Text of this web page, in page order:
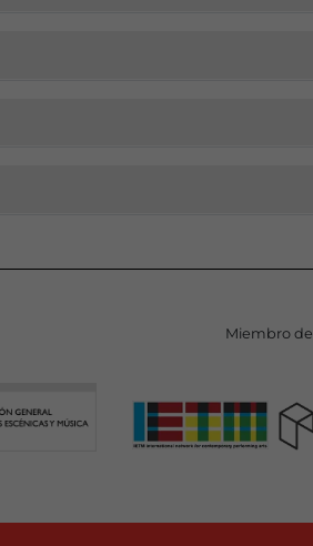
Miembro de